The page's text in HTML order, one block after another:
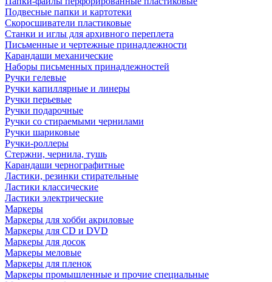
Подвесные папки и картотеки
Скоросшиватели пластиковые
Станки и иглы для архивного переплета
Письменные и чертежные принадлежности
Карандаши механические
Наборы письменных принадлежностей
Ручки гелевые
Ручки капиллярные и линеры
Ручки перьевые
Ручки подарочные
Ручки со стираемыми чернилами
Ручки шариковые
Ручки-роллеры
Стержни, чернила, тушь
Карандаши чернографитные
Ластики, резинки стирательные
Ластики классические
Ластики электрические
Маркеры
Маркеры для хобби акриловые
Маркеры для CD и DVD
Маркеры для досок
Маркеры меловые
Маркеры для пленок
Маркеры промышленные и прочие специальные